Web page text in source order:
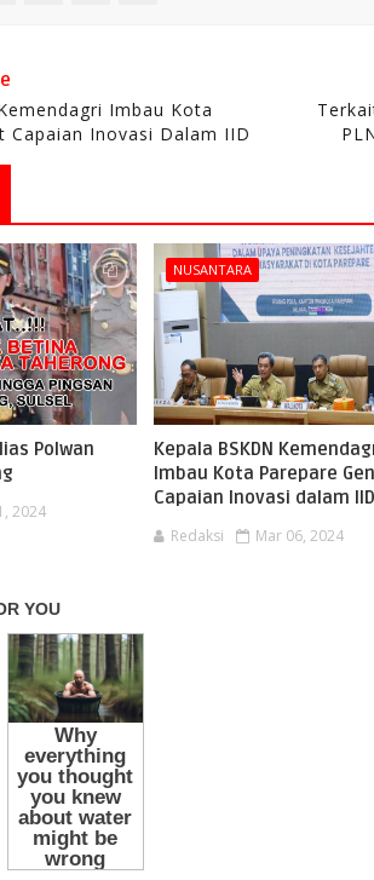
Imbau Kota
Capaian Inovasi Dalam IID
Polwan
2024
NUSANTARA
Kepala BSKDN
Imbau Kota Parepare
Capaian Inovasi dalam
Redaksi Mar 06, 2024